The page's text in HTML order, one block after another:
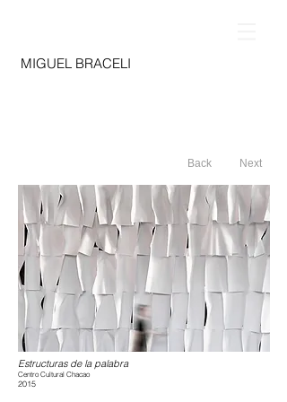
MIGUEL BRACELI
Back Next
Estructuras de la palabra
Centro Cultural Chacao
2015